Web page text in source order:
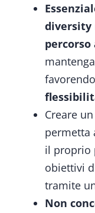
diversity
percorso
Creare un
permetta
il proprio
obiettivi
tramite
Non